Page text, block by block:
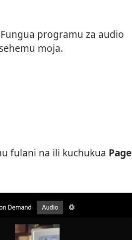
Fungua programu za audio
moja.
fulani na ili kuchukua Page